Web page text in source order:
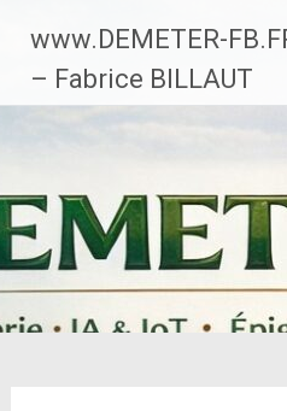
contenu
principal
www.DEMETER-
– Fabrice BILLAUT